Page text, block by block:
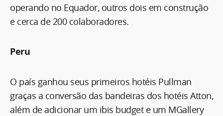
operando no Equador, outros dois em construção
e cerca de 200 colaboradores.
Peru
O país ganhou seus primeiros hotéis Pullman
graças a conversão das bandeiras dos hotéis Atton,
além de adicionar um ibis budget e um MGallery